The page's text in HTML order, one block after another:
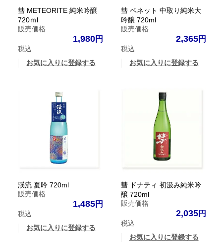
彗 METEORITE 純米吟醸
720ｍl
販売価格
1,980
税込
お気に入りに登録する
彗 ベネット 中取り純米大
吟醸 720ml
販売価格
2,365
税込
お気に入りに登録する
渓流 夏吟 720ml
販売価格
1,485
税込
お気に入りに登録する
彗 ドナティ 初汲み純米吟
醸 720ml
販売価格
2,035
税込
お気に入りに登録する